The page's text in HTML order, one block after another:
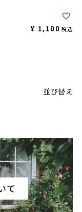
¥ 1,100 税込
並び替え